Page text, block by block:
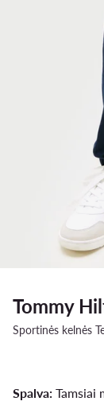
Tommy
Sportinės kelnės
Spalva: Tamsiai